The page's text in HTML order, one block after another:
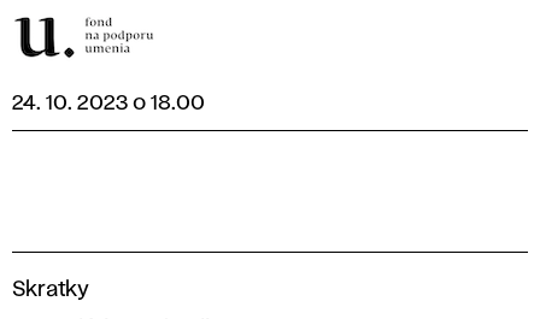
24. 10. 2023 o 18.00
V
Skratky